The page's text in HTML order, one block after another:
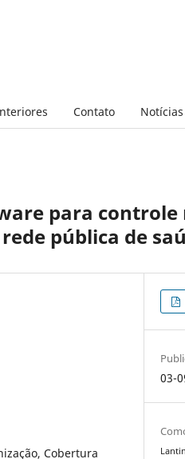
Contato Notícias
para
pública de
Cobertura
03-